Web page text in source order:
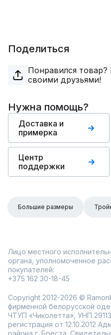
Поделиться
Понравился
своими друзьями!
Нужна помощь?
Доставка и
примерка
Центр
поддержки
Большие размеры
Лицо местного
органа, уполномоченное
покупателей:
+375 162 30-18-45
Copyright 2012-2026 ©
фирменной белорусской
ЧТУП «Чиколетта», УНП
регистрация от 12.10.2012
района г. Бреста.